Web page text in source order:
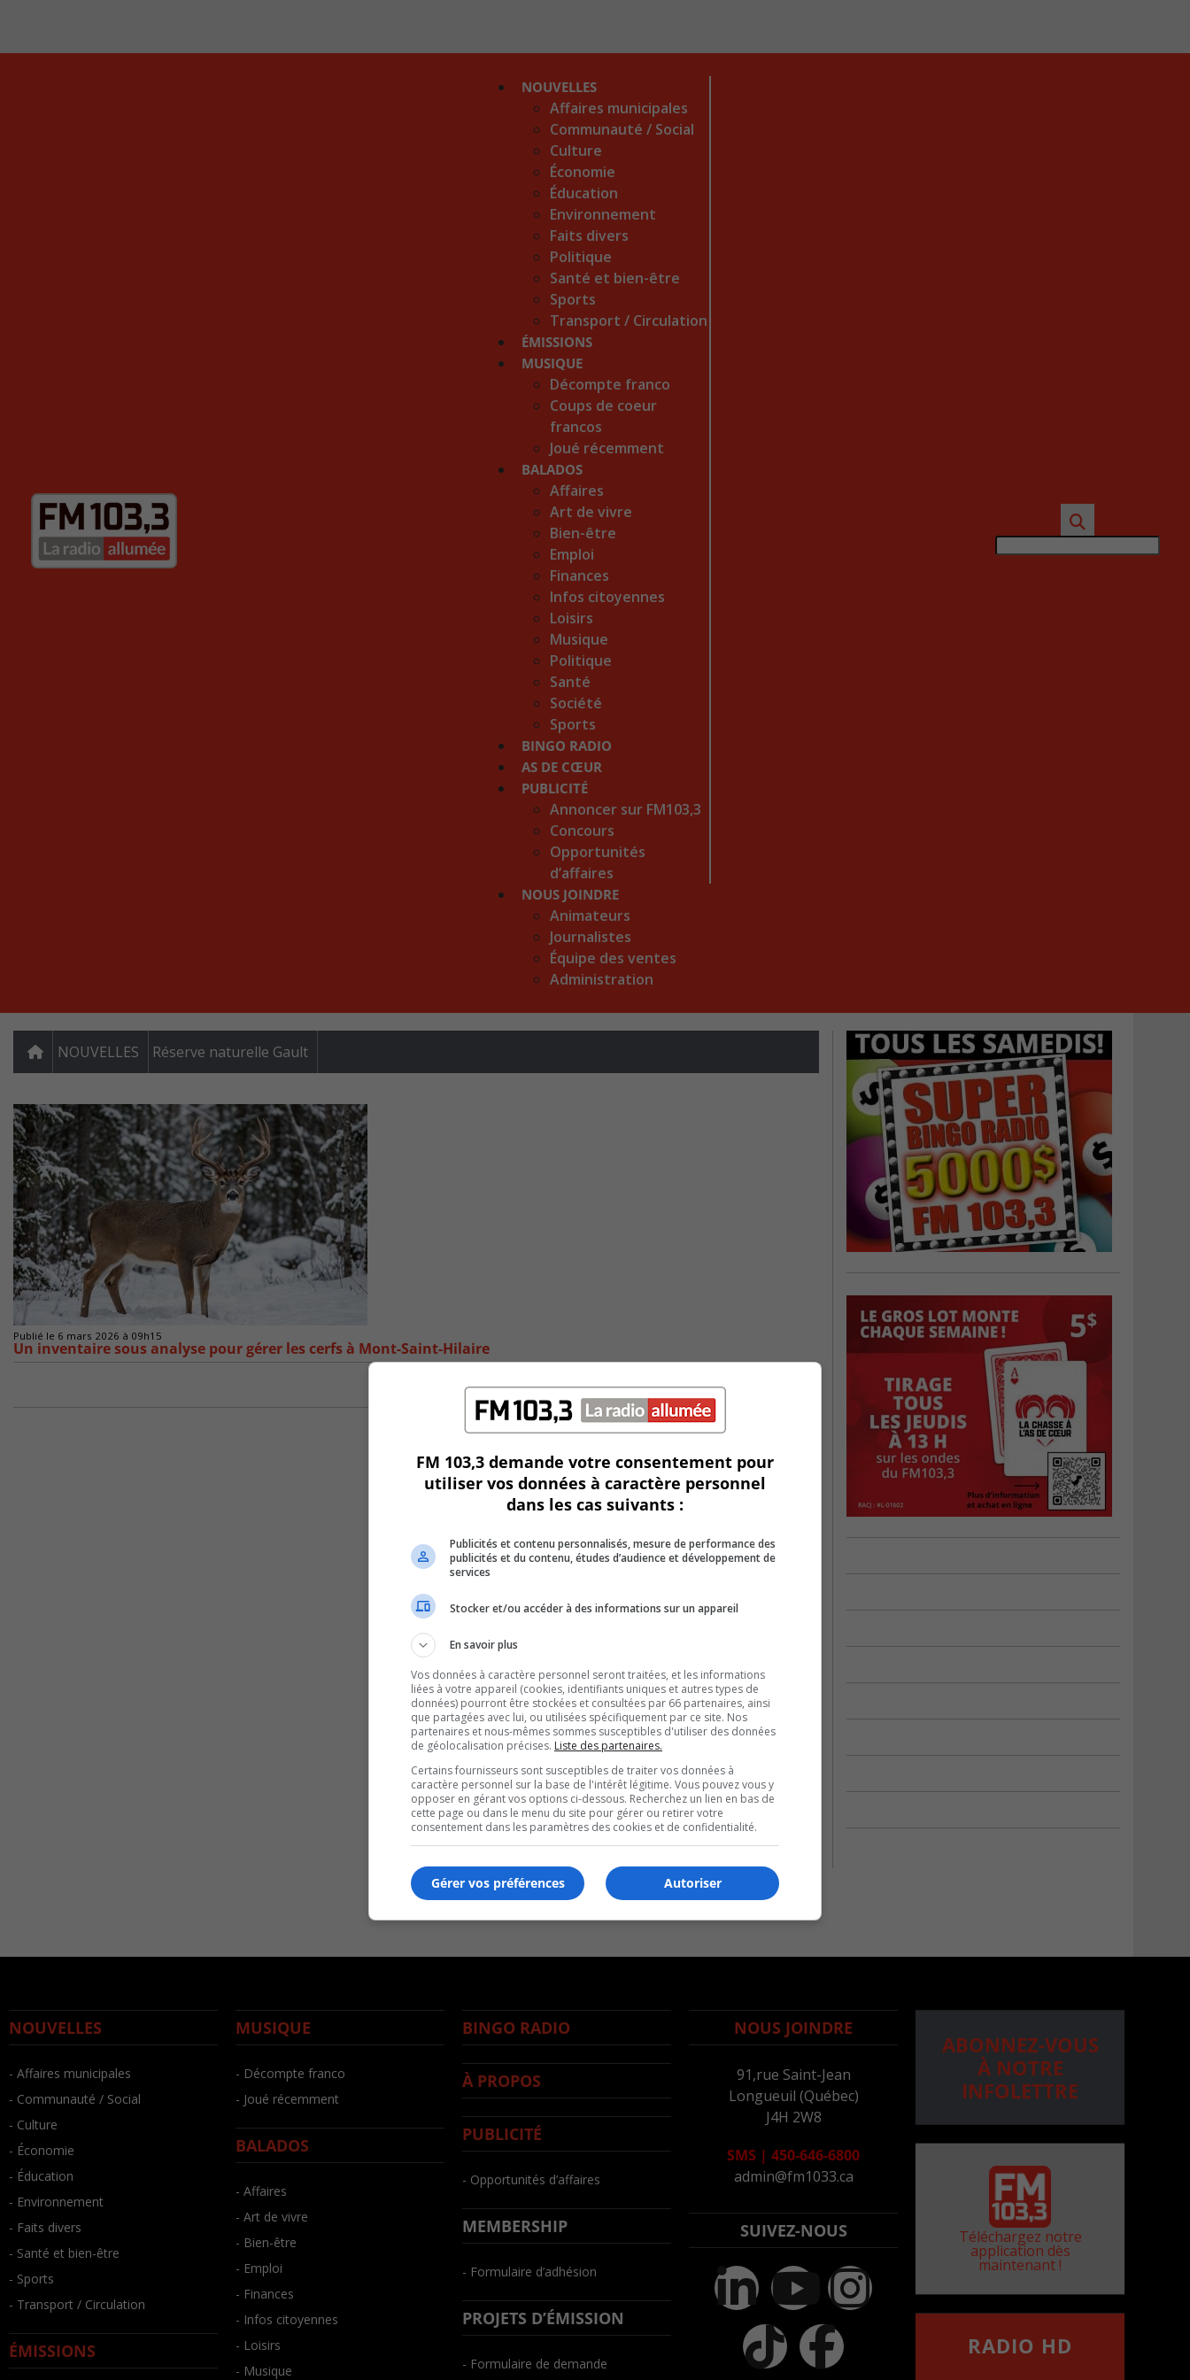
NOUVELLES
Affaires municipales
Communauté / Social
Culture
Économie
Éducation
Environnement
Faits divers
Politique
Santé et bien-être
Sports
Transport / Circulation
ÉMISSIONS
MUSIQUE
Décompte franco
Coups de coeur
francos
Joué récemment
BALADOS
Affaires
Art de vivre
Bien-être
Emploi
Finances
Infos citoyennes
Loisirs
Musique
Politique
Santé
Société
Sports
BINGO RADIO
AS DE CŒUR
PUBLICITÉ
Annoncer sur FM103,3
Concours
Opportunités
d’affaires
NOUS JOINDRE
Animateurs
Journalistes
Équipe des ventes
Administration
NOUVELLES Réserve naturelle Gault
Publié le 6 mars 2026 à 09h15
Un inventaire sous analyse pour gérer les cerfs à Mont-Saint-Hilaire
NOUVELLES
- Affaires municipales
- Communauté / Social
- Culture
- Économie
- Éducation
- Environnement
- Faits divers
- Santé et bien-être
- Sports
- Transport / Circulation
ÉMISSIONS
MUSIQUE
- Décompte franco
- Joué récemment
BALADOS
- Affaires
- Art de vivre
- Bien-être
- Emploi
- Finances
- Infos citoyennes
- Loisirs
- Musique
BINGO RADIO
À PROPOS
PUBLICITÉ
- Opportunités d’affaires
MEMBERSHIP
- Formulaire d’adhésion
PROJETS D’ÉMISSION
- Formulaire de demande
NOUS JOINDRE
91,rue Saint-Jean
Longueuil (Québec)
J4H 2W8
SMS | 450-646-6800
admin@fm1033.ca
SUIVEZ-NOUS
ABONNEZ-VOUS
À NOTRE
INFOLETTRE
Téléchargez notre
application dès
maintenant !
RADIO HD
FM 103,3 demande votre consentement pour
utiliser vos données à caractère personnel
dans les cas suivants :
Publicités et contenu personnalisés, mesure de performance des
publicités et du contenu, études d’audience et développement de
services
Stocker et/ou accéder à des informations sur un appareil
En savoir plus
Vos données à caractère personnel seront traitées, et les informations
liées à votre appareil (cookies, identifiants uniques et autres types de
données) pourront être stockées et consultées par 66 partenaires, ainsi
que partagées avec lui, ou utilisées spécifiquement par ce site. Nos
partenaires et nous-mêmes sommes susceptibles d'utiliser des données
de géolocalisation précises. Liste des partenaires.
Certains fournisseurs sont susceptibles de traiter vos données à
caractère personnel sur la base de l'intérêt légitime. Vous pouvez vous y
opposer en gérant vos options ci-dessous. Recherchez un lien en bas de
cette page ou dans le menu du site pour gérer ou retirer votre
consentement dans les paramètres des cookies et de confidentialité.
Autoriser
Gérer vos préférences